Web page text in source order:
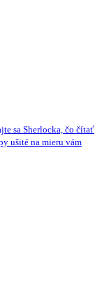
sa Sherlocka, čo čítať
ušité na mieru vám